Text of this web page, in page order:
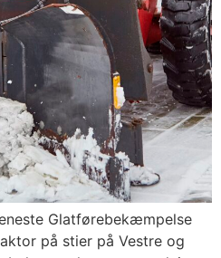
Glatførebekæmpelse
på stier på Vestre og